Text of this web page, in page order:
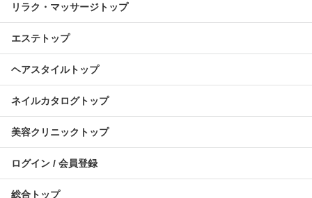
リラク・マッサージトップ
エステトップ
ヘアスタイルトップ
ネイルカタログトップ
美容クリニックトップ
ログイン / 会員登録
総合トップ